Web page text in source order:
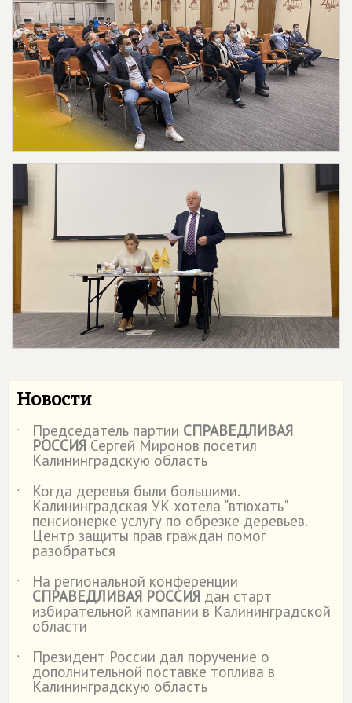
Новости
˙ Председатель партии СПРАВЕДЛИВАЯ
РОССИЯ Сергей Миронов посетил
Калининградскую область
˙
Когда деревья были большими.
Калининградская УК хотела "втюхать"
пенсионерке услугу по обрезке деревьев.
Центр защиты прав граждан помог
разобраться
˙
На региональной конференции
СПРАВЕДЛИВАЯ РОССИЯ дан старт
избирательной кампании в Калининградской
области
˙
Президент России дал поручение о
дополнительной поставке топлива в
Калининградскую область